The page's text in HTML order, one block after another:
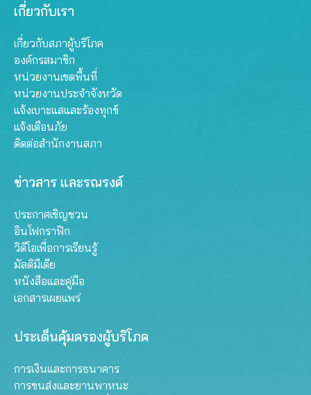
เกี่ยวกับเรา
เกี่ยวกับสภาผู้บริโภค
องค์กรสมาชิก
หน่วยงานเขตพื้นที่
หน่วยงานประจำจังหวัด
แจ้งเบาะแสและร้องทุกข์
แจ้งเตือนภัย
ติดต่อสำนักงานสภา
ข่าวสาร และรณรงค์
ประกาศเชิญชวน
อินโฟกราฟิก
วิดีโอเพื่อการเรียนรู้
มัลติมีเดีย
หนังสือและคู่มือ
เอกสารเผยแพร่
ประเด็นคุ้มครองผู้บริโภค
การเงินและการธนาคาร
การขนส่งและยานพาหนะ